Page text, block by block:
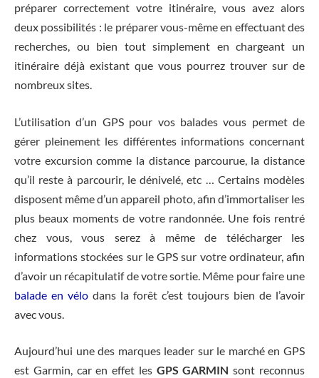
préparer correctement votre itinéraire, vous avez alors
deux possibilités : le préparer vous-même en effectuant des
recherches, ou bien tout simplement en chargeant un
itinéraire déjà existant que vous pourrez trouver sur de
nombreux sites.
L’utilisation d’un GPS pour vos balades vous permet de
gérer pleinement les différentes informations concernant
votre excursion comme la distance parcourue, la distance
qu’il reste à parcourir, le dénivelé, etc … Certains modèles
disposent même d’un appareil photo, afin d’immortaliser les
plus beaux moments de votre randonnée. Une fois rentré
chez vous, vous serez à même de télécharger les
informations stockées sur le GPS sur votre ordinateur, afin
d’avoir un récapitulatif de votre sortie. Même pour faire une
balade en vélo dans la forêt c’est toujours bien de l’avoir
avec vous.
Aujourd’hui une des marques leader sur le marché en GPS
est Garmin, car en effet les GPS GARMIN sont reconnus